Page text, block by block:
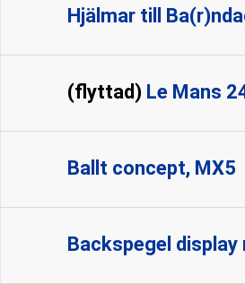
Hjälmar till
(flyttad) Le Mans
Ballt concept, MX5
Backspegel